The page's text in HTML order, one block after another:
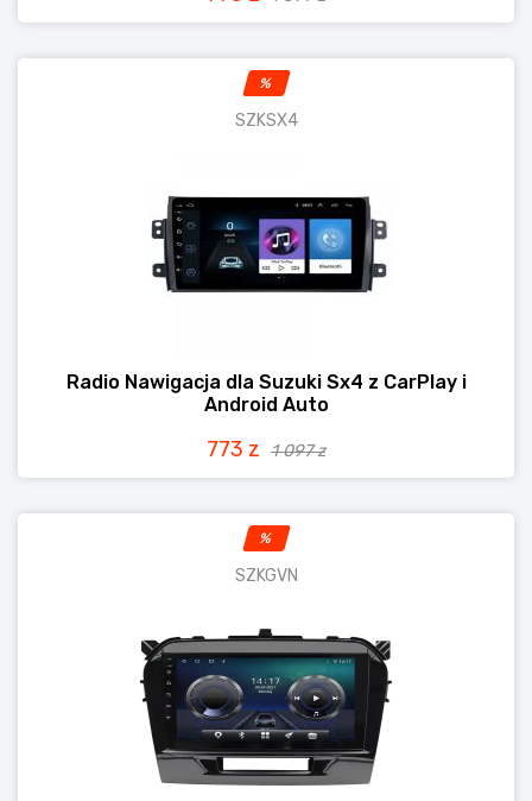
%
SZKSX4
Radio Nawigacja dla Suzuki Sx4 z CarPlay i
Android Auto
773 z 1 097 z
%
SZKGVN